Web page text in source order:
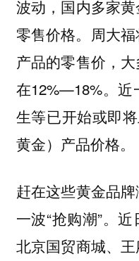
波动，国内多家
零售价格。周大
产品的零售价，
在12%—18%。近
生等已开始或即
黄金）产品价格。
赶在这些黄金品
一波“抢购潮”。
北京国贸商城、